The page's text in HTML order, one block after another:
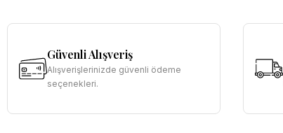
Güvenli Alışveriş
Alışverişlerinizde güvenli ödeme
seçenekleri.